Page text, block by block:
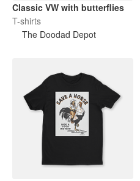
Classic VW with butterflies
T-shirts
The Doodad Depot